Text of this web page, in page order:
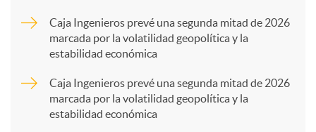
a
Caja Ingenieros prevé una segunda mitad de 2026
marcada por la volatilidad geopolítica y la
estabilidad económica
Caja Ingenieros prevé una segunda mitad de 2026
marcada por la volatilidad geopolítica y la
estabilidad económica